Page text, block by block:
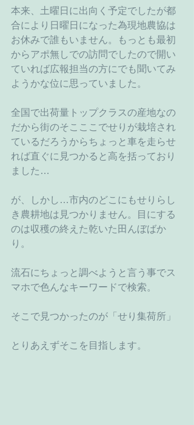
本来、土曜日に出向く予定でしたが都
合により日曜日になった為現地農協は
お休みで誰もいません。もっとも最初
からアポ無しでの訪問でしたので開い
ていれば広報担当の方にでも聞いてみ
ようかな位に思っていました。
全国で出荷量トップクラスの産地なの
だから街のそこここでせりが栽培され
ているだろうからちょっと車を走らせ
れば直ぐに見つかると高を括っており
ました…
が、しかし…市内のどこにもせりらし
き農耕地は見つかりません。目にする
のは収穫の終えた乾いた田んぼばか
り。
流石にちょっと調べようと言う事でス
マホで色んなキーワードで検索。
そこで見つかったのが「せり集荷所」
とりあえずそこを目指します。